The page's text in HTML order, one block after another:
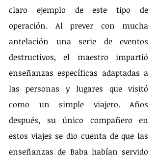
claro ejemplo de este tipo de
operación. Al prever con mucha
antelación una serie de eventos
destructivos, el maestro impartió
enseñanzas específicas adaptadas a
las personas y lugares que visitó
como un simple viajero. Años
después, su único compañero en
estos viajes se dio cuenta de que las
enseñanzas de Baba habían servido